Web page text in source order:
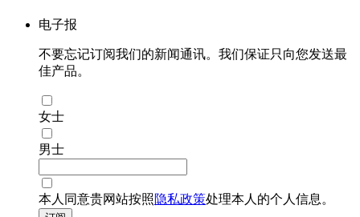
电子报
不要忘记订阅我们的新闻通讯。我们保证只向您发送最
佳产品。
女士
男士
本人同意贵网站按照隐私政策处理本人的个人信息。